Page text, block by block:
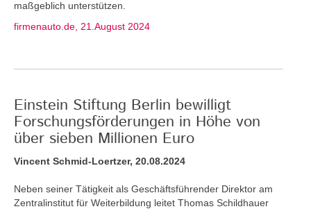
maßgeblich unterstützen.
firmenauto.de, 21.August 2024
Einstein Stiftung Berlin bewilligt
Forschungsförderungen in Höhe von
über sieben Millionen Euro
Vincent Schmid-Loertzer, 20.08.2024
Neben seiner Tätigkeit als Geschäftsführender Direktor am
Zentralinstitut für Weiterbildung leitet Thomas Schildhauer